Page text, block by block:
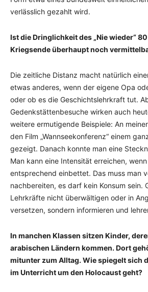
verlässlich gezahlt wird.
Ist die Dringlichkeit des „Nie wieder“
Kriegsende überhaupt noch
Die zeitliche Distanz macht natürlich
etwas anderes, wenn der eigene Opa
oder ob es die Geschichtslehrkraft tut.
Gedenkstättenbesuche wirken auch
weitere ermutigende Beispiele: An
den Film „Wannseekonferenz“ einem
gezeigt. Danach konnte man eine
Man kann eine Intensität erreichen,
entsprechend einbettet. Das muss man
nachbereiten, es darf kein Konsum sein.
Lehrkräfte nicht überwältigen oder in
versetzen, sondern informieren und
In manchen Klassen sitzen Kinder,
arabischen Ländern kommen. Dort
mitunter zum Alltag. Wie spiegelt sich
im Unterricht um den Holocaust geht?